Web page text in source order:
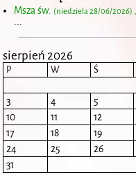
Msza św. (niedziela 28/06/2026)
sierpień 2026
P W Ś
3
4 5
10
11 12
17
18 19
24
25 26
31